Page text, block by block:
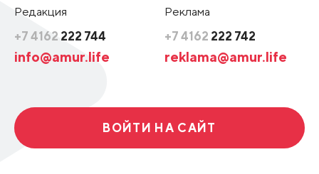
Редакция
+7 4162 222 744
info@amur.life
Реклама
+7 4162 222 742
reklama@amur.life
ВОЙТИ НА САЙТ